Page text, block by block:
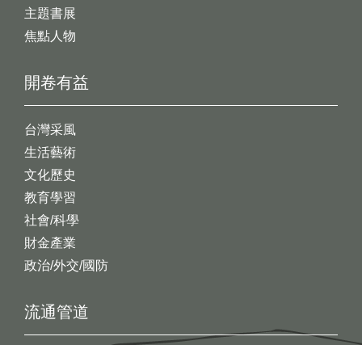
開卷有益
台灣采風
生活藝術
文化歷史
教育學習
社會/科學
財金產業
政治/外交/國防
主題書展
焦點人物
流通管道